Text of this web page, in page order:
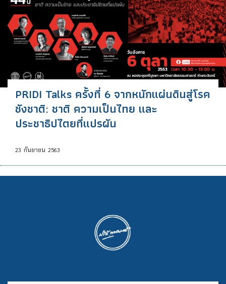
PRIDI Talks ครั้งที่ 6 จากหนักแผ่นดินสู่โรค
ชังชาติ: ชาติ ความเป็นไทย และ
ประชาธิปไตยที่แปรผัน
23 กันยายน 2563